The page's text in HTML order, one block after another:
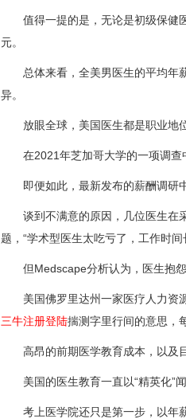
值得一提的是，无论是初级保健医
元。
总体来看，全美男医生的平均年薪
异。
放眼全球，美国医生都是职业地位
在2021年芝加哥大学的一项调查
即便如此，最新发布的薪酬调研中
谈到不满意的原因，几位医生在采
题，“学术型医生太吃亏了，工作时
但Medscape分析认为，医生抱怨
美国佛罗里达州一家医疗人力资源
三牛注册登陆揣测字里行间的意思，
高昂的前期医学教育成本，以及目
美国的医生教育一直以“精英化”闻
考上医学院还只是第一步，以年薪